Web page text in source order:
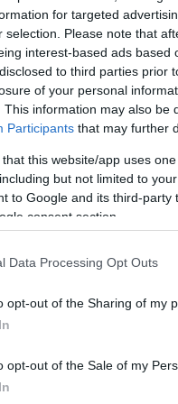
for targeted
selection. Please note that
interest-based ads
to third parties prior
of your personal
This information may also be
Participants that may further
that this website/app uses
but not limited to
to Google and its third-
consent section.
Data Processing Opt Outs
opt-out of the Sharing of my
opt-out of the Sale of my
-που ο 54χρονος
έλεγχο του και
διαχωριστική
στο
τραύματα στον
κράτησε 19 μέρες
2016έκτοτε η
της
το δεύτερο
χτύπημα της
την φορά ο γιος του